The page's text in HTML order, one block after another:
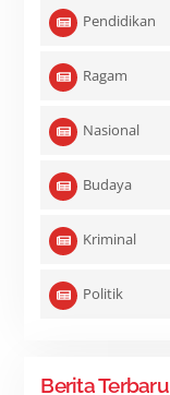
Pendidikan
Ragam
Nasional
Budaya
Kriminal
Politik
Berita Terbaru